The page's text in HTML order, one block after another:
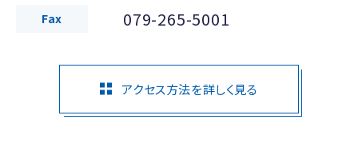
Fax 079-265-5001
アクセス方法を詳しく見る